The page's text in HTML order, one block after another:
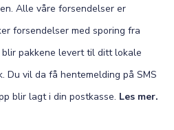
Alle våre forsendelser er
forsendelser med sporing fra
blir pakkene levert til ditt lokale
Du vil da få hentemelding på SMS
blir lagt i din postkasse. Les mer.